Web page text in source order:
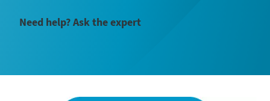
Need help? Ask the expert